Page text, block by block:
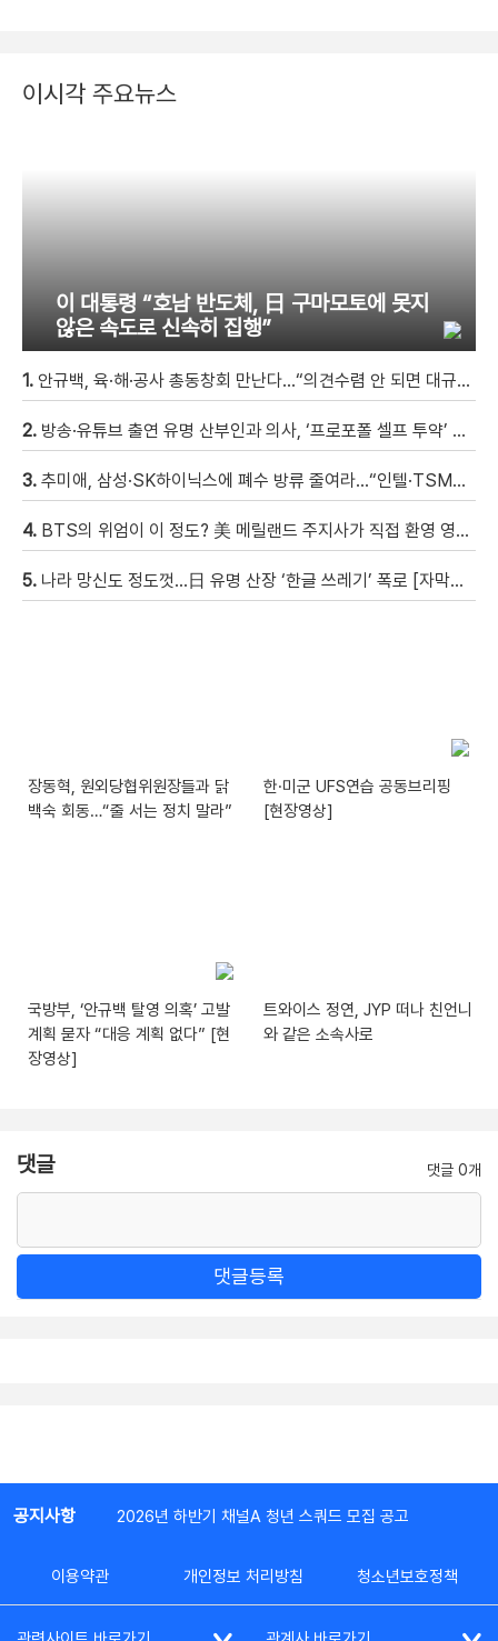
이시각 주요뉴스
이 대통령 “호남 반도체, 日 구마모토에 못지
않은 속도로 신속히 집행”
1. 안규백, 육·해·공사 총동창회 만난다…“의견수렴 안 되면 대규모 집회”
2. 방송·유튜브 출연 유명 산부인과 의사, ‘프로포폴 셀프 투약’ 체포
3. 추미애, 삼성·SK하이닉스에 폐수 방류 줄여라…“인텔·TSMC와 정반대”
4. BTS의 위엄이 이 정도? 美 메릴랜드 주지사가 직접 환영 영상 남겨 “BTS는 세계를 하나로 모았다”
5. 나라 망신도 정도껏…日 유명 산장 ‘한글 쓰레기’ 폭로 [자막뉴스]
장동혁, 원외당협위원장들과 닭
백숙 회동…“줄 서는 정치 말라”
한·미군 UFS연습 공동브리핑
[현장영상]
국방부, ‘안규백 탈영 의혹’ 고발
계획 묻자 “대응 계획 없다” [현
장영상]
트와이스 정연, JYP 떠나 친언니
와 같은 소속사로
댓글 댓글 0개
댓글등록
공지사항 2026년 하반기 채널A 청년 스쿼드 모집 공고
이용약관 개인정보 처리방침 청소년보호정책